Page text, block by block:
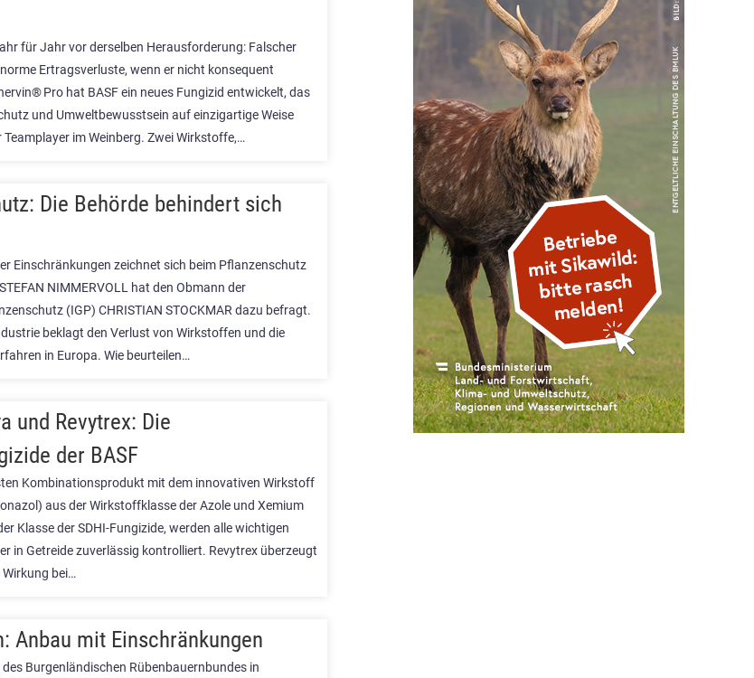
für Jahr vor derselben Herausforderung: Falscher
Ertragsverluste, wenn er nicht konsequent
Pro hat BASF ein neues Fungizid entwickelt, das
und Umweltbewusstsein auf einzigartige Weise
im Weinberg. Zwei Wirkstoffe,…
Die Behörde behindert sich
Einschränkungen zeichnet sich beim Pflanzenschutz
NIMMERVOLL hat den Obmann der
(IGP) CHRISTIAN STOCKMAR dazu befragt.
beklagt den Verlust von Wirkstoffen und die
in Europa. Wie beurteilen…
und Revytrex: Die
der BASF
Kombinationsprodukt mit dem innovativen Wirkstoff
aus der Wirkstoffklasse der Azole und Xemium
Klasse der SDHI-Fungizide, werden alle wichtigen
in Getreide zuverlässig kontrolliert. Revytrex überzeugt
bei…
Anbau mit Einschränkungen
Burgenländischen Rübenbauernbundes in